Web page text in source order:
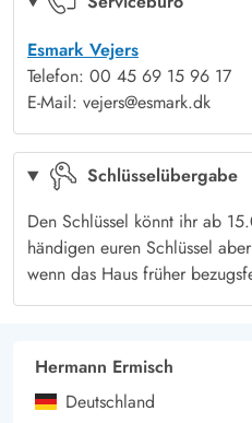
Sofas bequem machen und
Kaminofen ausklingen lassen,
verbreitet.
Dieses gemütliche Ferienhaus
Wärmepumpe ausgestattet, die
sorgt, und das Ferienkonto
Vejers Strand - Ferien für
Vejers ist für den breiten
doch hat noch viel mehr zu
Restaurants. Die Natur ist mit
und Wald sehr vielseitig und
Esmark Vejers
Telefon: 00 45 69 15 96 17
E-Mail: vejers@esmark.dk
Schlüsselübergabe
Den Schlüssel könnt ihr ab
händigen euren Schlüssel
wenn das Haus früher
Hermann Ermisch
Deutschland